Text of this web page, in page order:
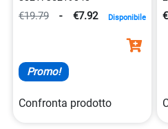
€19.79 - €7.92 Disponibile
Promo!
Confronta prodotto